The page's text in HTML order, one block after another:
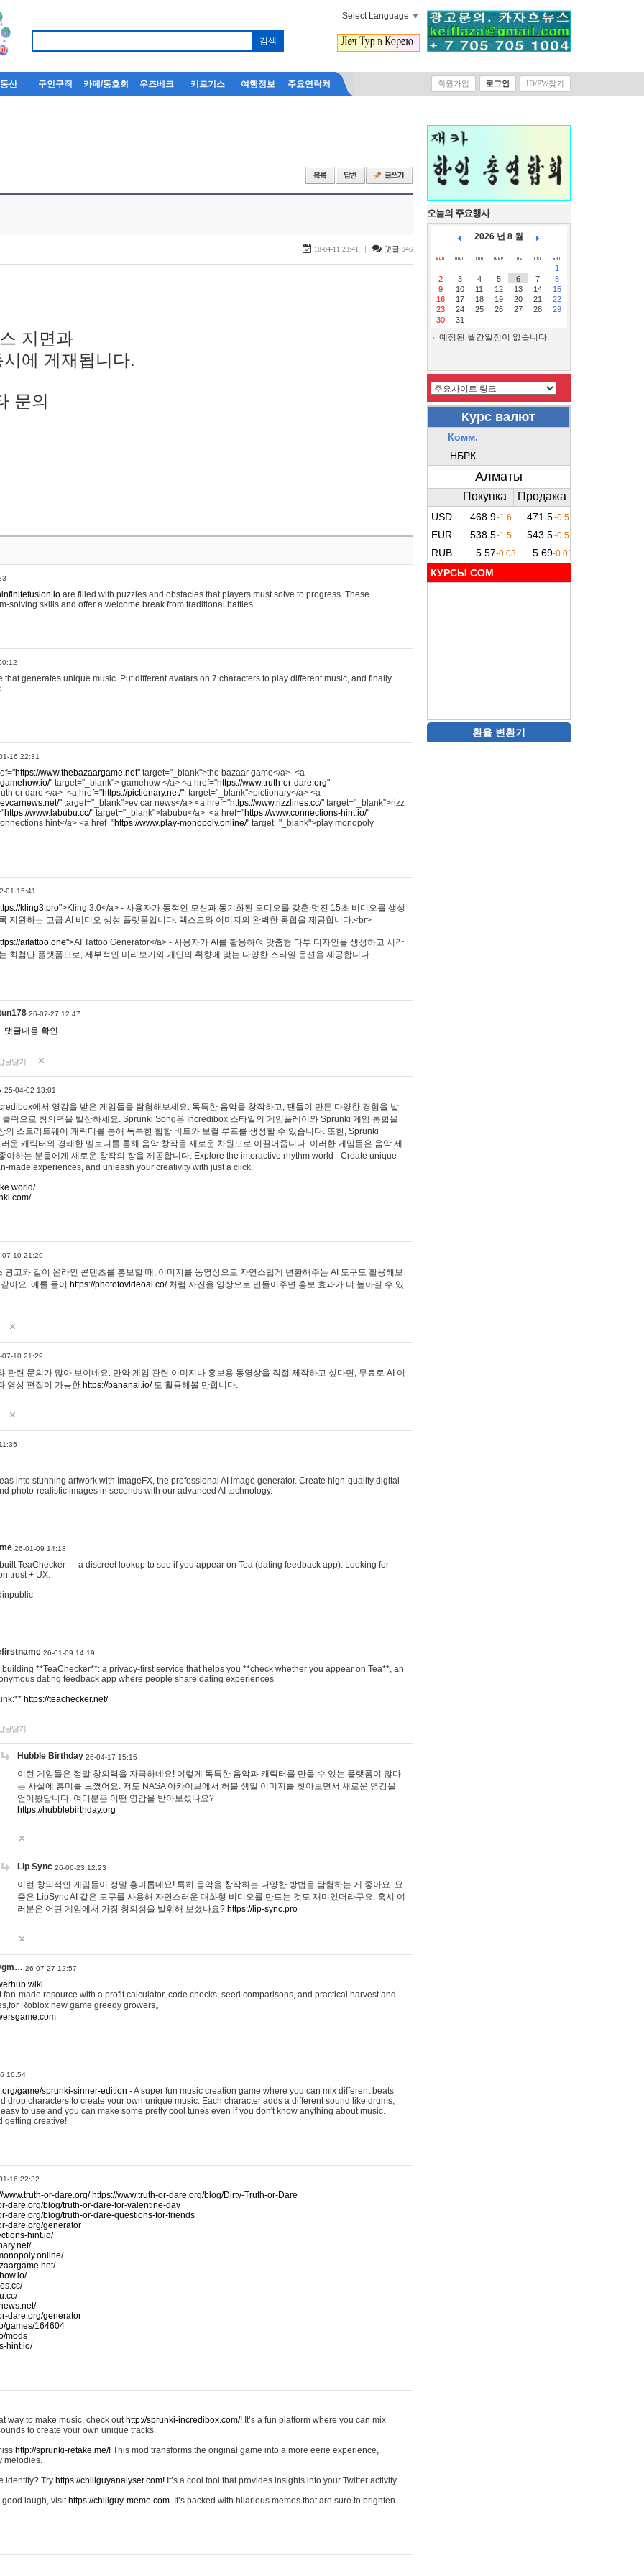
Select Language ▼
산 구인구직 카페/동호회 우즈베크 키르기스 여행정보 주요연락처 회원가입 로그인 ID/PW찾기
18-04-11 23:41 | 댓글 946
지면과
에 게재됩니다.
문의
are filled with puzzles and obstacles that players must solve to progress. These
solving skills and offer a welcome break from traditional battles.
that generates unique music. Put different avatars on 7 characters to play different music, and finally
16 22:31
https://www.thebazaargame.net" target="_blank">the bazaar game</a> <a
" target="_blank"> gamehow </a> <a href="https://www.truth-or-dare.org"
or dare </a> <a href="https://pictionary.net/" target="_blank">pictionary</a> <a
" target="_blank">ev car news</a> <a href="https://www.rizzlines.cc/" target="_blank">rizz
https://www.labubu.cc/" target="_blank">labubu</a> <a href="https://www.connections-hint.io/"
hint</a> <a href="https://www.play-monopoly.online/" target="_blank">play monopoly
01 15:41
kling3.pro">Kling 3.0</a> - 사용자가 동적인 모션과 동기화된 오디오를 갖춘 멋진 15초 비디오를 생성
지원하는 고급 AI 비디오 생성 플랫폼입니다. 텍스트와 이미지의 완벽한 통합을 제공합니다.<br>
aitattoo.one">AI Tattoo Generator</a> - 사용자가 AI를 활용하여 맞춤형 타투 디자인을 생성하고 시각
최첨단 플랫폼으로, 세부적인 미리보기와 개인의 취향에 맞는 다양한 스타일 옵션을 제공합니다.
26-07-27 12:47
댓글내용 확인
글달기
25-04-02 13:01
에서 영감을 받은 게임들을 탐험해보세요. 독특한 음악을 창작하고, 팬들이 만든 다양한 경험을 발
클릭으로 창의력을 발산하세요. Sprunki Song은 Incredibox 스타일의 게임플레이와 Sprunki 게임 통합을
의 스트리트웨어 캐릭터를 통해 독특한 힙합 비트와 보컬 루프를 생성할 수 있습니다. 또한, Sprunki
운 캐릭터와 경쾌한 멜로디를 통해 음악 창작을 새로운 차원으로 이끌어줍니다. 이러한 게임들은 음악 제
아하는 분들에게 새로운 창작의 장을 제공합니다. Explore the interactive rhythm world - Create unique
made experiences, and unleash your creativity with just a click.
07-10 21:29
광고와 같이 온라인 콘텐츠를 홍보할 때, 이미지를 동영상으로 자연스럽게 변환해주는 AI 도구도 활용해보
아요. 예를 들어 https://phototovideoai.co/처럼 사진을 영상으로 만들어주면 홍보 효과가 더 높아질 수 있
07-10 21:29
관련 문의가 많아 보이네요. 만약 게임 관련 이미지나 홍보용 동영상을 직접 제작하고 싶다면, 무료로 AI 이
영상 편집이 가능한 https://bananai.io/도 활용해볼 만합니다.
into stunning artwork with ImageFX, the professional AI image generator. Create high-quality digital
photo-realistic images in seconds with our advanced AI technology.
26-01-09 14:18
TeaChecker — a discreet lookup to see if you appear on Tea (dating feedback app). Looking for
trust + UX.
26-01-09 14:19
building **TeaChecker**: a privacy-first service that helps you **check whether you appear on Tea**, an
dating feedback app where people share dating experiences.
https://teachecker.net/
글달기
Hubble Birthday 26-04-17 15:15
이런 게임들은 정말 창의력을 자극하네요! 이렇게 독특한 음악과 캐릭터를 만들 수 있는 플랫폼이 많다
는 사실에 흥미를 느꼈어요. 저도 NASA 아카이브에서 허블 생일 이미지를 찾아보면서 새로운 영감을
얻어봤답니다. 여러분은 어떤 영감을 받아보셨나요?
https://hubblebirthday.org
Lip Sync 26-06-23 12:23
이런 창의적인 게임들이 정말 흥미롭네요! 특히 음악을 창작하는 다양한 방법을 탐험하는 게 좋아요. 요
즘은 LipSync AI 같은 도구를 사용해 자연스러운 대화형 비디오를 만드는 것도 재미있더라구요. 혹시 여
러분은 어떤 게임에서 가장 창의성을 발휘해 보셨나요? https://lip-sync.pro
26-07-27 12:57
made resource with a profit calculator, code checks, seed comparisons, and practical harvest and
Roblox new game greedy growers。
16:54
game/sprunki-sinner-edition - A super fun music creation game where you can mix different beats
drop characters to create your own unique music. Each character adds a different sound like drums,
to use and you can make some pretty cool tunes even if you don't know anything about music.
getting creative!
16 22:32
www.truth-or-dare.org/ https://www.truth-or-dare.org/blog/Dirty-Truth-or-Dare
dare.org/blog/truth-or-dare-for-valentine-day
dare.org/blog/truth-or-dare-questions-for-friends
dare.org/generator
hint.io/
dare.org/generator
games/164604
mods
hint.io/
way to make music, check out http://sprunki-incredibox.com/! It’s a fun platform where you can mix
to create your own unique tracks.
http://sprunki-retake.me/! This mod transforms the original game into a more eerie experience,
melodies.
identity? Try https://chillguyanalyser.com! It’s a cool tool that provides insights into your Twitter activity.
good laugh, visit https://chillguy-meme.com. It’s packed with hilarious memes that are sure to brighten
오늘의 주요행사
2026 년 8 월
1
2
3 4 5 6 7
8
9
10 11 12 13 14
15
16
17 18 19 20 21
22
23
24 25 26 27 28
29
30
31
예정된 월간일정이 없습니다.
КУРСЫ COM
환율 변환기